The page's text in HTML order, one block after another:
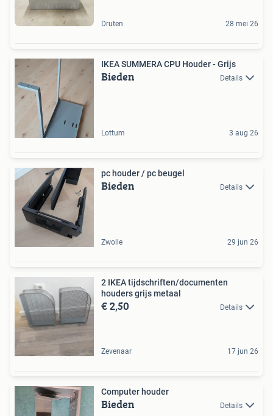
Druten 28 mei 26
IKEA SUMMERA CPU Houder - Grijs
Bieden Details
Lottum 3 aug 26
pc houder / pc beugel
Bieden Details
Zwolle 29 jun 26
2 IKEA tijdschriften/documenten
houders grijs metaal
€ 2,50 Details
Zevenaar 17 jun 26
Computer houder
Bieden Details